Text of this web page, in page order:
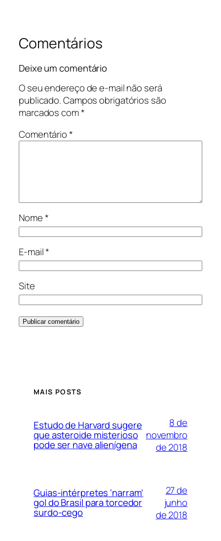
Comentários
Deixe um comentário
O seu endereço de e-mail não será
publicado.Campos obrigatórios são
marcados com*
Comentário*
Nome*
E-mail*
Site
MAIS POSTS
Estudo de Harvard sugere
que asteroide misterioso
pode ser nave alienígena
8 de
novembro
de 2018
Guias-intérpretes ‘narram’
gol do Brasil para torcedor
surdo-cego
27 de
junho
de 2018